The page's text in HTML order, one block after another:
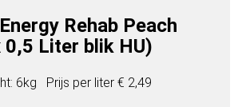
Rehab Peach
0,5 Liter blik HU)
6kg Prijs per liter € 2,49